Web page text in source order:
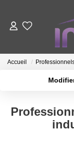
Accueil
Sélectionnez...
Type de bien